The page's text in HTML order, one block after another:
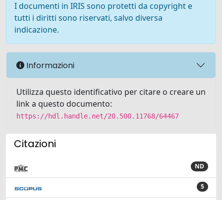
I documenti in IRIS sono protetti da copyright e
tutti i diritti sono riservati, salvo diversa
indicazione.
Informazioni
Utilizza questo identificativo per citare o creare un
link a questo documento:
https://hdl.handle.net/20.500.11768/64467
Citazioni
ND
5